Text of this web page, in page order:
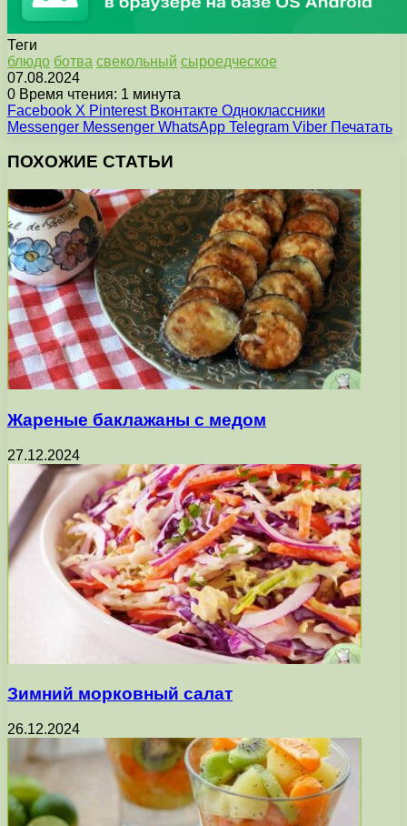
Теги
блюдо ботва свекольный сыроедческое
07.08.2024
0 Время чтения: 1 минута
Facebook X Pinterest Вконтакте Одноклассники
Messenger Messenger WhatsApp Telegram Viber Печатать
ПОХОЖИЕ СТАТЬИ
Жареные баклажаны с медом
27.12.2024
Зимний морковный салат
26.12.2024